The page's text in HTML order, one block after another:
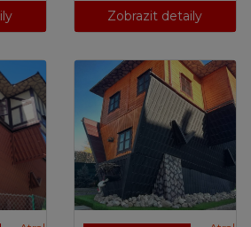
Zobrazit detaily